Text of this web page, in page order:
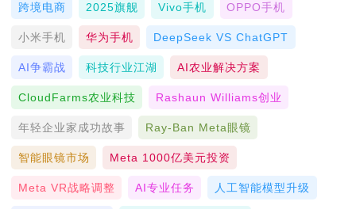
跨境电商 2025旗舰 Vivo手机 OPPO手机
小米手机 华为手机 DeepSeek VS ChatGPT
AI争霸战 科技行业江湖 AI农业解决方案
CloudFarms农业科技 Rashaun Williams创业
年轻企业家成功故事 Ray-Ban Meta眼镜
智能眼镜市场 Meta 1000亿美元投资
Meta VR战略调整 AI专业任务 人工智能模型升级